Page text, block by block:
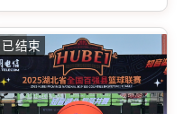
艺传承培训班
已结束